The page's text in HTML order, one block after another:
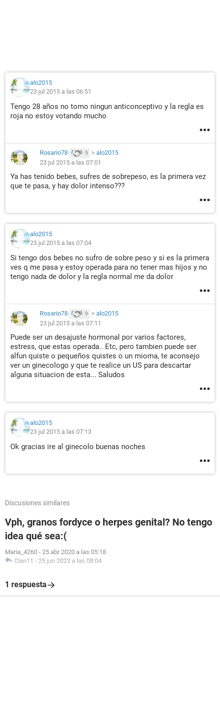
alo2015
23 jul 2015 a las 06:51
Tengo 28 años no tomo ningun anticonceptivo y la regla es
roja no estoy votando mucho
Rosario78 9 > alo2015
23 jul 2015 a las 07:01
Ya has tenido bebes, sufres de sobrepeso, es la primera vez
que te pasa, y hay dolor intenso???
alo2015
23 jul 2015 a las 07:04
Si tengo dos bebes no sufro de sobre peso y si es la primera
ves q me pasa y estoy operada para no tener mas hijos y no
tengo nada de dolor y la regla normal me da dolor
Rosario78 9 > alo2015
23 jul 2015 a las 07:11
Puede ser un desajuste hormonal por varios factores,
estress, que estas operada.. Etc, pero tambien puede ser
alfun quiste o pequeños quistes o un mioma, te aconsejo
ver un ginecologo y que te realice un US para descartar
alguna situacion de esta... Saludos
alo2015
23 jul 2015 a las 07:13
Ok gracias ire al ginecolo buenas noches
Discusiones similares
Vph, granos fordyce o herpes genital? No tengo
idea qué sea:(
Maria_4260 - 25 abr 2020 a las 05:18
Cian11 - 25 jun 2023 a las 08:04
1 respuesta